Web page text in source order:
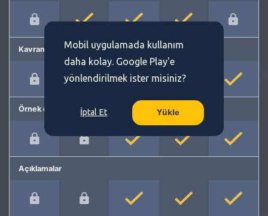
Kavram önerme
Örnek cümleler
Açıklamalar
Mobil uygulamada kullanım
daha kolay. Google Play'e
yönlendirilmek ister misiniz?
İptal Et Yükle